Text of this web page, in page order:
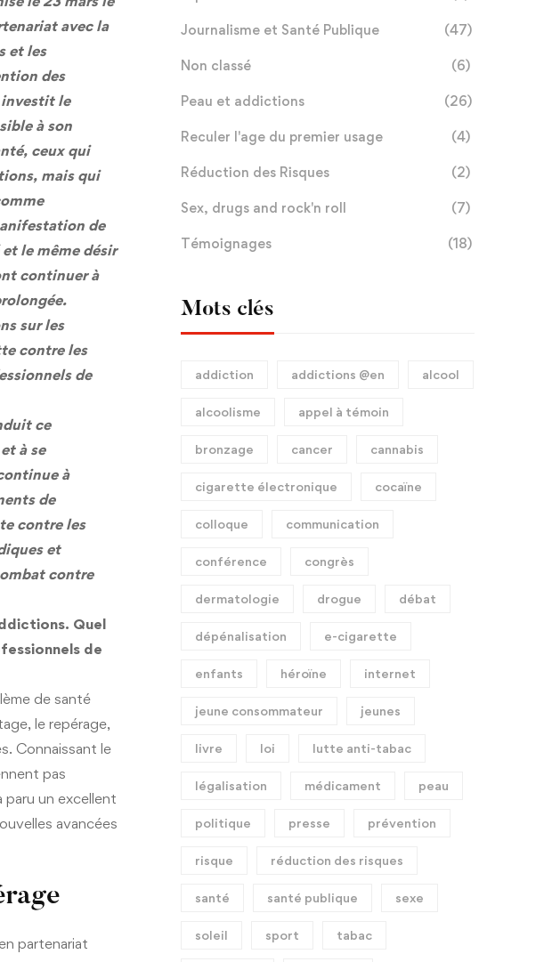
avec la
et les
des
investit le
à son
ceux qui
mais qui
de
le même désir
continuer à
sur les
contre les
de
ce
à se
à
de
contre les
et
contre
Quel
de
de santé
le repérage,
Connaissant le
pas
paru un excellent
avancées
partenariat
Journalisme et Santé Publique (47)
Non classé (6)
Peau et addictions (26)
Reculer l'age du premier usage (4)
Réduction des Risques (2)
Sex, drugs and rock'n roll (7)
Témoignages (18)
Mots clés
addiction addictions @en alcool
alcoolisme appel à témoin
bronzage cancer cannabis
cigarette électronique cocaïne
colloque communication
conférence congrès
dermatologie drogue débat
dépénalisation e-cigarette
enfants héroïne internet
jeune consommateur jeunes
livre loi lutte anti-tabac
légalisation médicament peau
politique presse prévention
risque réduction des risques
santé santé publique sexe
soleil sport tabac